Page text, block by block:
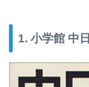
1. 小学館 中